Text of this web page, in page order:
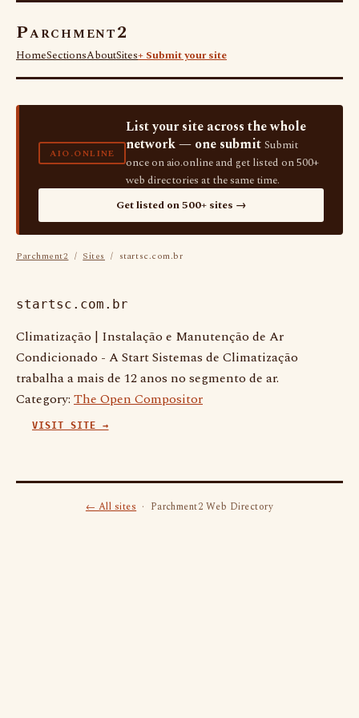
Parchment2
HomeSectionsAboutSites+ Submit your site
AIO.ONLINE
List your site across the whole
network — one submit Submit
once on aio.online and get listed on 500+
web directories at the same time.
Get listed on 500+ sites →
Parchment2 / Sites / startsc.com.br
startsc.com.br
Climatização | Instalação e Manutenção de Ar
Condicionado - A Start Sistemas de Climatização
trabalha a mais de 12 anos no segmento de ar.
Category: The Open Compositor
VISIT SITE →
← All sites· Parchment2 Web Directory